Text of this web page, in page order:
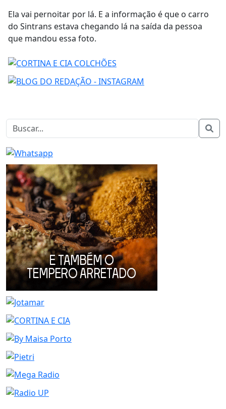
Ela vai pernoitar por lá. E a informação é que o carro
do Sintrans estava chegando lá na saída da pessoa
que mandou essa foto.